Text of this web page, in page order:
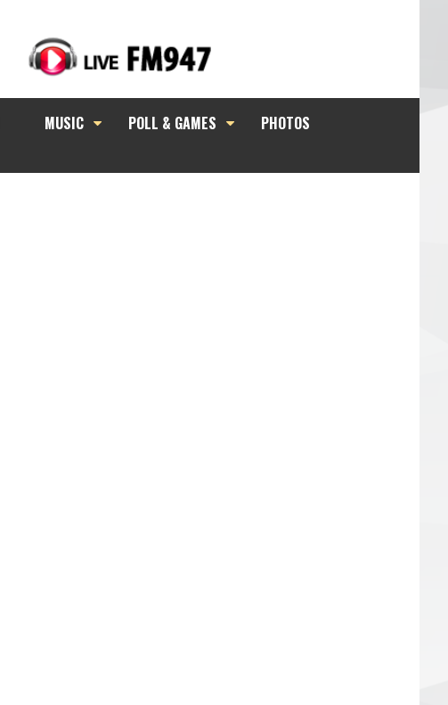
MUSIC POLL & GAMES
PHOTOS